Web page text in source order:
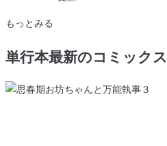
もっとみる
単行本最新のコミックス